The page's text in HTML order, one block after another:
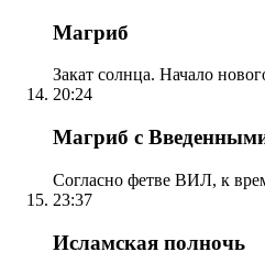
Магриб
Закат солнца. Начало
20:24
Магриб с
Согласно фетве ВИЛ, к
23:37
Исламская полночь